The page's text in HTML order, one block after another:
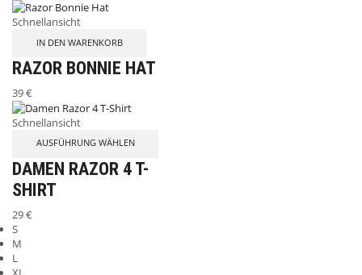
Schnellansicht
IN DEN WARENKORB
RAZOR BONNIE HAT
39€
Schnellansicht
AUSFÜHRUNG WÄHLEN
DAMEN RAZOR 4 T-
SHIRT
29€
S
M
L